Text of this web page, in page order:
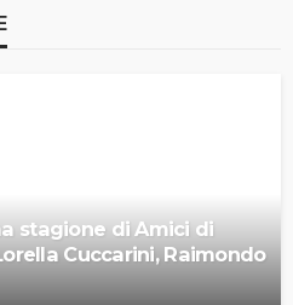
stagione di Amici di
Cuccarini, Raimondo